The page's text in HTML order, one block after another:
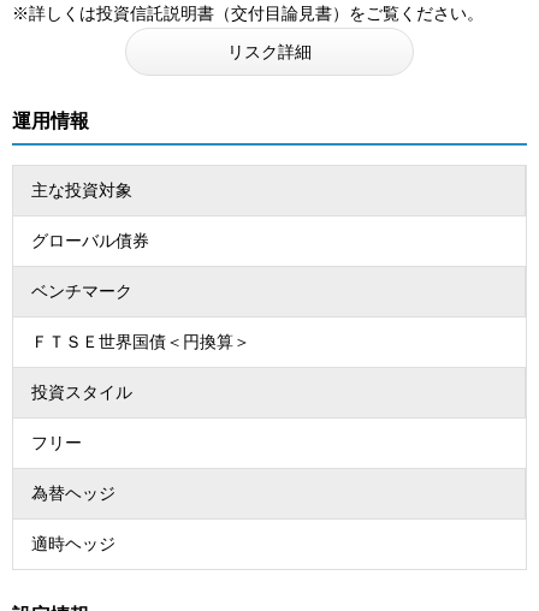
※詳しくは投資信託説明書（交付目論見書）をご覧ください。
リスク詳細
運用情報
主な投資対象
グローバル債券
ベンチマーク
ＦＴＳＥ世界国債＜円換算＞
投資スタイル
フリー
為替ヘッジ
適時ヘッジ